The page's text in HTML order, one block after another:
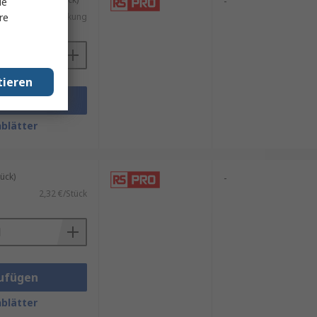
491,65 €/Packung
2,32 €/Stück
-